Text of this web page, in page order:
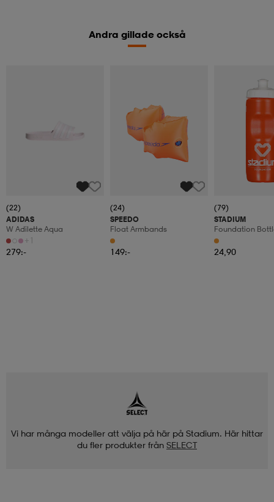
Andra gillade också
(22)
ADIDAS
W Adilette Aqua
+1
279:-
(24)
SPEEDO
Float Armbands
149:-
(79)
STADIUM
Foundation
24,90
Vi har många modeller att välja på här på Stadium. Här hittar
du fler produkter från SELECT